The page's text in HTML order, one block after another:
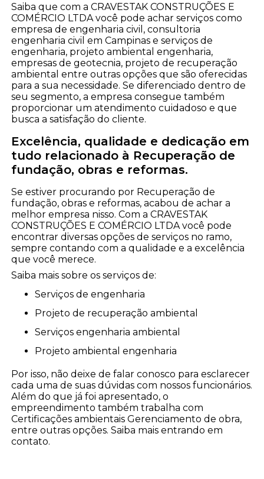
Saiba que com a CRAVESTAK CONSTRUÇÕES E
COMÉRCIO LTDA você pode achar serviços como
empresa de engenharia civil, consultoria
engenharia civil em Campinas e serviços de
engenharia, projeto ambiental engenharia,
empresas de geotecnia, projeto de recuperação
ambiental entre outras opções que são oferecidas
para a sua necessidade. Se diferenciado dentro de
seu segmento, a empresa consegue também
proporcionar um atendimento cuidadoso e que
busca a satisfação do cliente.
Excelência, qualidade e dedicação em
tudo relacionado à Recuperação de
fundação, obras e reformas.
Se estiver procurando por Recuperação de
fundação, obras e reformas, acabou de achar a
melhor empresa nisso. Com a CRAVESTAK
CONSTRUÇÕES E COMÉRCIO LTDA você pode
encontrar diversas opções de serviços no ramo,
sempre contando com a qualidade e a excelência
que você merece.
Saiba mais sobre os serviços de:
serviços de engenharia
projeto de recuperação ambiental
serviços engenharia ambiental
projeto ambiental engenharia
Por isso, não deixe de falar conosco para esclarecer
cada uma de suas dúvidas com nossos funcionários.
Além do que já foi apresentado, o
empreendimento também trabalha com
Certificações ambientais Gerenciamento de obra,
entre outras opções. Saiba mais entrando em
contato.